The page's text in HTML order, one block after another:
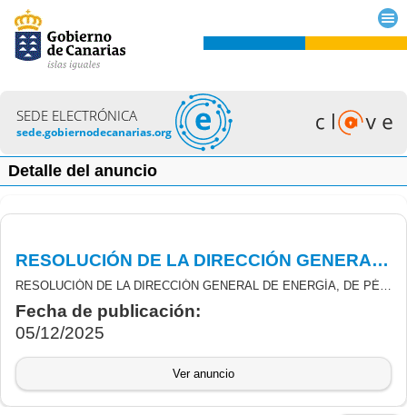
SEDE ELECTRÓNICA
sede.gobiernodecanarias.org
Detalle del anuncio
RESOLUCIÓN DE LA DIRECCIÓN GENERAL DE ENERGÍA, DE PÉRDIDA DE DERECHO AL COBRO TOTAL DE LAS SUBVENCIONES DE INCENTIVOS LIGADOS AL AUTOCONSUMO Y ALMACENAMIENTO
RESOLUCIÓN DE LA DIRECCIÓN GENERAL DE ENERGÍA, DE PÉRDIDA DE DERECHO AL COBRO TOTAL DE LAS SUBVENCIONES DERIVADAS DE LA CONVOCATORIA DE LA ORDEN N.º 337/2021, DEL CONSEJERO DE TRANSICIÓN ECOLÓGICA, LUCHA CONTRA EL CAMBIO CLIMÁTICO Y PLANIFICACIÓN TERRITORIAL POR LA QUE SE CONVOCAN AYUDAS EN CONCURRENCIA NO COMPETITIVA, PARA EL PERIODO 2021-2023, DERIVADAS REAL DECRETO RD 477/2021, DE 29 DE JUNIO, POR EL QUE SE REGULAN LOS PROGRAMAS DE INCENTIVOS LIGADOS AL AUTOCONSUMO Y ALMACENAMIENTO, CON FUENTES DE ENERGÍA RENOVABLE, ASÍ COMO A LA IMPLANTACIÓN DE PROGRAMAS DE SISTEMAS TÉRMICOS RENOVABLES EN EL SECTOR RESIDENCIAL, EN EL MARCO DEL PLAN DE RECUPERACIÓN TRANSFORMACIÓN Y RESILIENCIA (MRR)
Fecha de publicación:
05/12/2025
Ver anuncio